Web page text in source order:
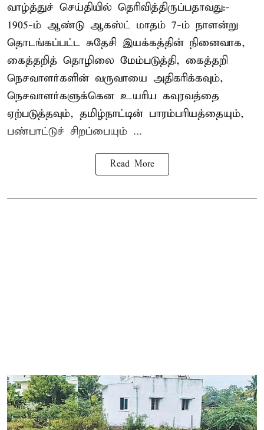
வாழ்த்துச் செய்தியில் தெரிவித்திருப்பதாவது:-
1905-ம் ஆண்டு ஆகஸ்ட் மாதம் 7-ம் நாளன்று
தொடங்கப்பட்ட சுதேசி இயக்கத்தின் நினைவாக,
கைத்தறித் தொழிலை மேம்படுத்தி, கைத்தறி
நெசவாளர்களின் வருவாயை அதிகரிக்கவும்,
நெசவாளர்களுக்கென உயரிய கவுரவத்தை
ஏற்படுத்தவும், தமிழ்நாட்டின் பாரம்பரியத்தையும்,
பண்பாட்டுச் சிறப்பையும் ...
Read More